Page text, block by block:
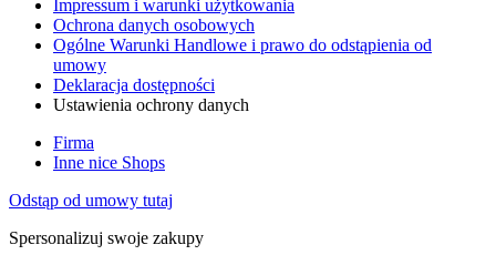
Impressum i warunki użytkowania
Ochrona danych osobowych
Ogólne Warunki Handlowe i prawo do odstąpienia od
umowy
Deklaracja dostępności
Ustawienia ochrony danych
Firma
Inne nice Shops
Odstąp od umowy tutaj
Spersonalizuj swoje zakupy